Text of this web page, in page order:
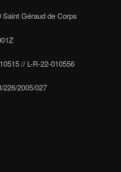
Géraud de Corps
// L-R-22-010556
226/2005/027